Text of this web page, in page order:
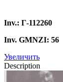
Inv.: Г-112260
Inv. GMNZI: 56
Увеличить
Description